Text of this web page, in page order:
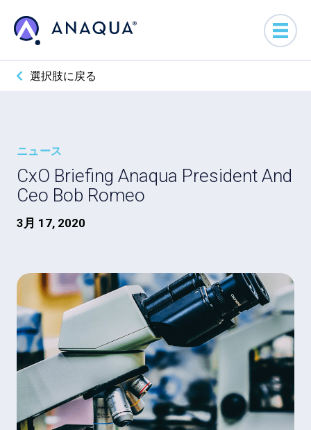
選択肢に戻る
ニュース
CxO Briefing Anaqua President And
Ceo Bob Romeo
3月 17, 2020